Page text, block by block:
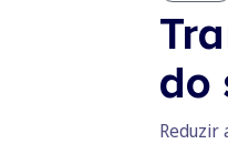
do
Reduzir